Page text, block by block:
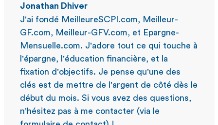
Jonathan Dhiver
J'ai fondé MeilleureSCPI.com, Meilleur-
GF.com, Meilleur-GFV.com, et Epargne-
Mensuelle.com. J'adore tout ce qui touche à
l'épargne, l'éducation financière, et la
fixation d'objectifs. Je pense qu'une des
clés est de mettre de l'argent de côté dès le
début du mois. Si vous avez des questions,
n'hésitez pas à me contacter (via le